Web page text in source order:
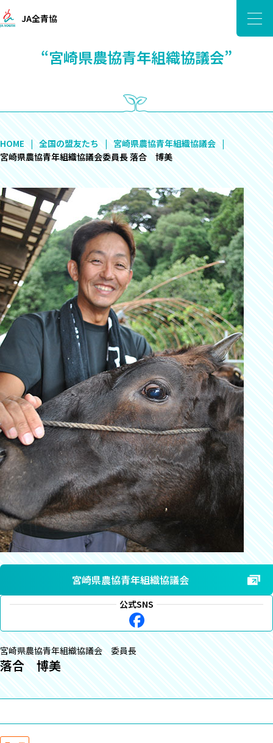
JA全青協
“宮崎県農協青年組織協議会”
HOME 全国の盟友たち
宮崎県農協青年組織協議会
宮崎県農協青年組織協議会委員長 落合 博美
宮崎県農協青年組織協議会
公式SNS
宮崎県農協青年組織協議会 委員長
落合 博美